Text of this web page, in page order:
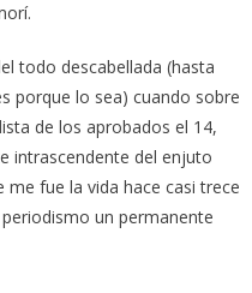
todo descabellada (hasta
porque lo sea) cuando sobre
de los aprobados el 14,
intrascendente del enjuto
fue la vida hace casi trece
un permanente